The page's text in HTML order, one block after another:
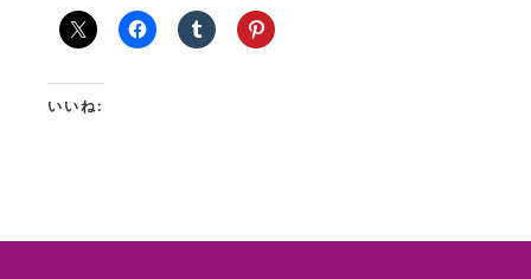
いいね: